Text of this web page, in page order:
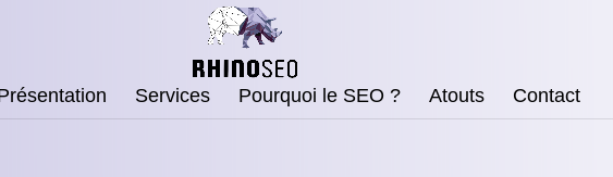
Services Pourquoi le SEO ? Atouts Contact